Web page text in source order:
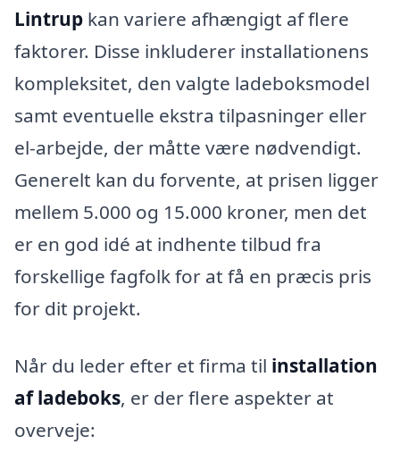
Lintrup kan variere afhængigt af flere
faktorer. Disse inkluderer installationens
kompleksitet, den valgte ladeboksmodel
samt eventuelle ekstra tilpasninger eller
el-arbejde, der måtte være nødvendigt.
Generelt kan du forvente, at prisen ligger
mellem 5.000 og 15.000 kroner, men det
er en god idé at indhente tilbud fra
forskellige fagfolk for at få en præcis pris
for dit projekt.
Når du leder efter et firma til installation
af ladeboks, er der flere aspekter at
overveje: